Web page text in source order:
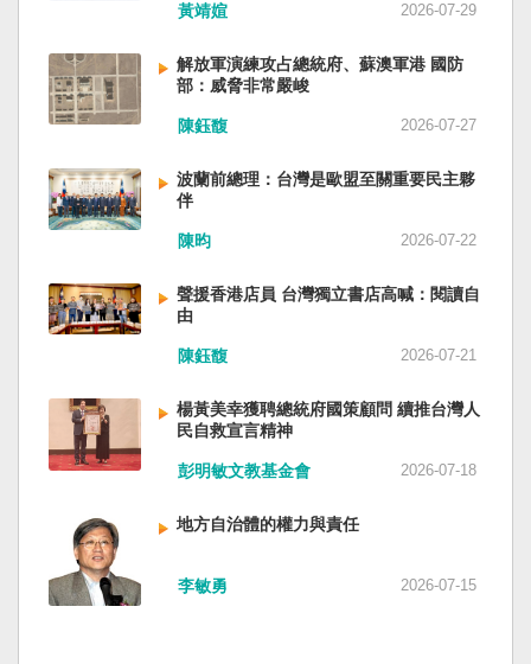
黃靖媗 2026-07-29
解放軍演練攻占總統府、蘇澳軍港 國防
部：威脅非常嚴峻
陳鈺馥 2026-07-27
波蘭前總理：台灣是歐盟至關重要民主夥
伴
陳昀 2026-07-22
聲援香港店員 台灣獨立書店高喊：閱讀自
由
陳鈺馥 2026-07-21
楊黃美幸獲聘總統府國策顧問 續推台灣人
民自救宣言精神
彭明敏文教基金會 2026-07-18
地方自治體的權力與責任
李敏勇 2026-07-15